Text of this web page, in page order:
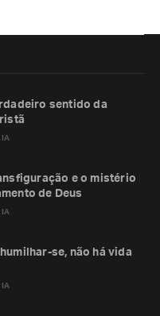
sentido da
e o mistério
de Deus
se, não há vida